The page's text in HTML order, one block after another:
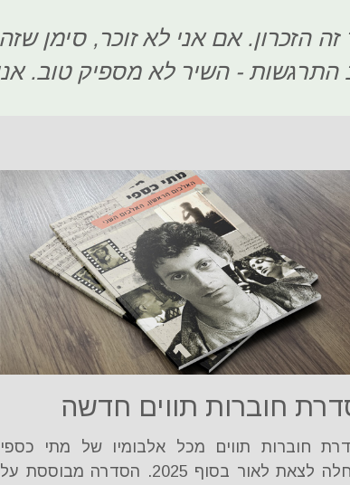
הזכרון. אם אני לא זוכר, סימן
- השיר לא מספיק טוב.
חוברות תווים חדשה
חוברות תווים מכל אלבומיו של מתי כספי
החלה לצאת לאור בסוף 2025. הסדרה מבוססת על